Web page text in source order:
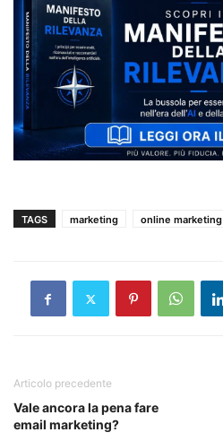
TAGS marketing online marketing
Articolo precedente
Vale ancora la pena fare
email marketing?